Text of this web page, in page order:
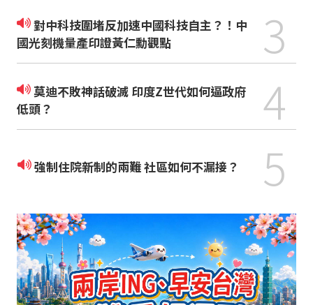
對中科技圍堵反加速中國科技自主？！中
國光刻機量產印證黃仁勳觀點
3
莫迪不敗神話破滅 印度Z世代如何逼政府
低頭？
4
強制住院新制的兩難 社區如何不漏接？ 5